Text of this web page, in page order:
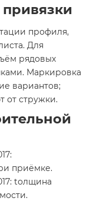
профиля,
Для
рядовых
Маркировка
вариантов;
от стружки.
приёмке.
tолщина